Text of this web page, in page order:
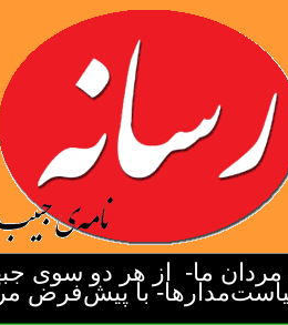
ما- از هر دو سوی
با پیش‌فرض